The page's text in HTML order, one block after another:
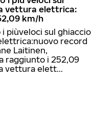
vettura elettrica:
km/h
piùveloci sul ghiaccio
record
Laitinen,
raggiunto i 252,09
vettura elett...